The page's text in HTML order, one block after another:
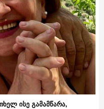
ისე გამამწარა,